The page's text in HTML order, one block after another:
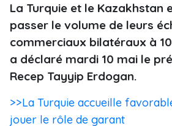
La Turquie et le Kazakhstan
passer le volume de leurs
commerciaux bilatéraux à
a déclaré mardi 10 mai le
Recep Tayyip Erdogan.
>>La Turquie accueille
jouer le rôle de garant